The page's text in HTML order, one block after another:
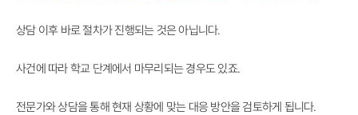
상담 이후 바로 절차가 진행되는 것은 아닙니다.
사건에 따라 학교 단계에서 마무리되는 경우도 있죠.
전문가와 상담을 통해 현재 상황에 맞는 대응 방안을 검토하게 됩니다.